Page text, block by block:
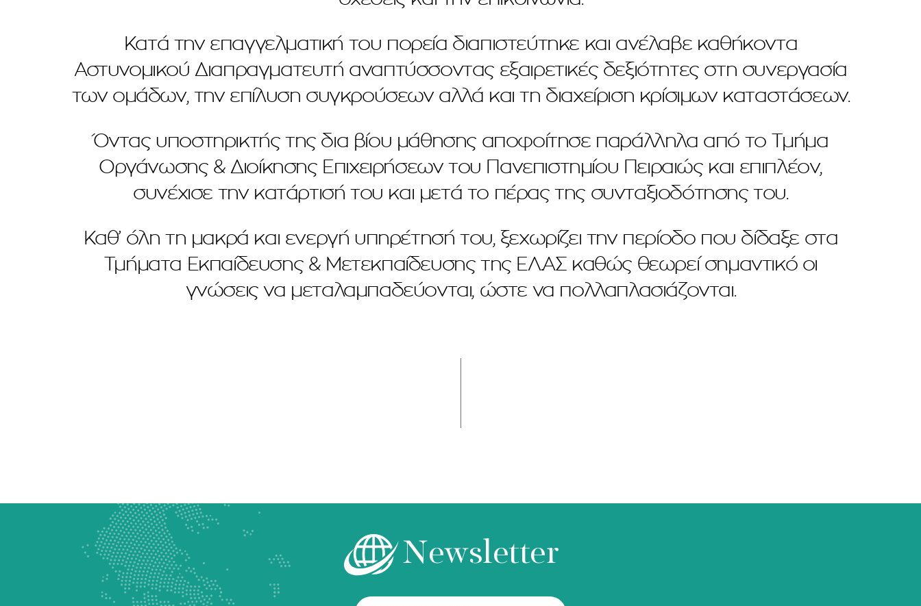
Κατά την επαγγελματική του πορεία διαπιστεύτηκε και ανέλαβε καθήκοντα
Αστυνομικού Διαπραγματευτή αναπτύσσοντας εξαιρετικές δεξιότητες στη συνεργασία
των ομάδων, την επίλυση συγκρούσεων αλλά και τη διαχείριση κρίσιμων καταστάσεων.
Όντας υποστηρικτής της δια βίου μάθησης αποφοίτησε παράλληλα από το Τμήμα
Οργάνωσης & Διοίκησης Επιχειρήσεων του Πανεπιστημίου Πειραιώς και επιπλέον,
συνέχισε την κατάρτισή του και μετά το πέρας της συνταξιοδότησης του.
Καθ’ όλη τη μακρά και ενεργή υπηρέτησή του, ξεχωρίζει την περίοδο που δίδαξε στα
Τμήματα Εκπαίδευσης & Μετεκπαίδευσης της ΕΛ.ΑΣ καθώς θεωρεί σημαντικό οι
γνώσεις να μεταλαμπαδεύονται, ώστε να πολλαπλασιάζονται.
Newsletter